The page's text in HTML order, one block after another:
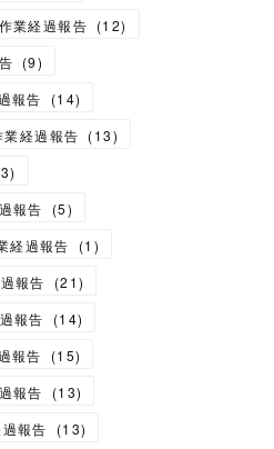
業経過報告 (12)
(9)
報告
(14)
経過報告 (13)
3)
報告
(5)
経過報告
(1 )
報告
(21)
報告
(14)
報告
(15)
報告
(13)
報告
(13)